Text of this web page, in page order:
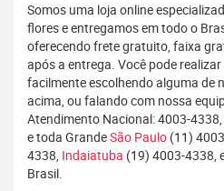
Somos uma loja online
flores e entregamos em todo o
oferecendo frete gratuito, faixa
após a entrega. Você pode
facilmente escolhendo alguma de
acima, ou falando com nossa
Atendimento Nacional: 4003-
e toda GrandeSão Paulo (11)
4338, Indaiatuba (19) 4003-4338,
Brasil.